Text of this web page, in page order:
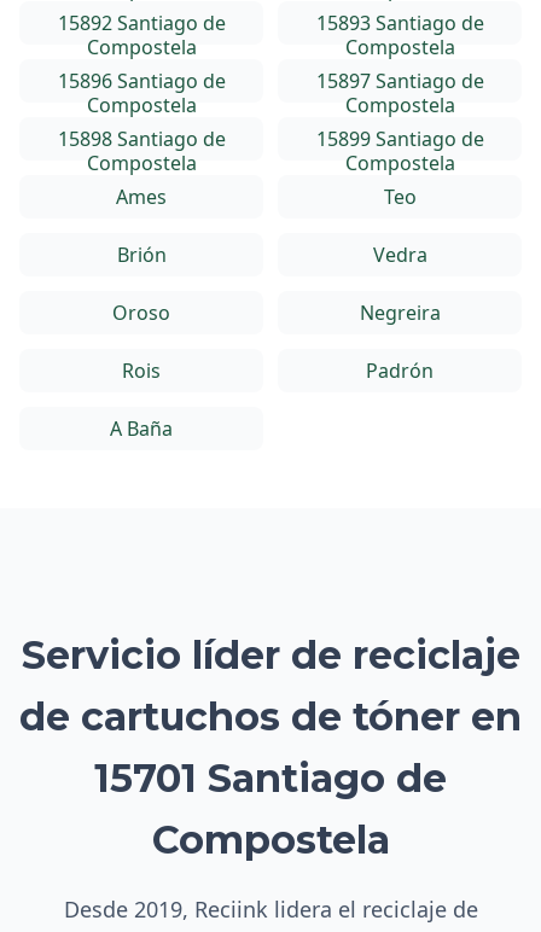
15892 Santiago de
Compostela
15893 Santiago de
Compostela
15896 Santiago de
Compostela
15897 Santiago de
Compostela
15898 Santiago de
Compostela
15899 Santiago de
Compostela
Ames
Teo
Brión Vedra
Oroso Negreira
Rois Padrón
A Baña
Servicio líder de reciclaje
de cartuchos de tóner en
15701 Santiago de
Compostela
Desde 2019, Reciink lidera el reciclaje de